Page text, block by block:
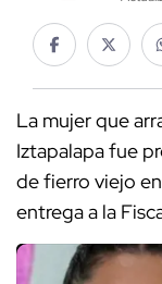
La mujer que
Iztapalapa fue
de fierro viejo
entrega a la